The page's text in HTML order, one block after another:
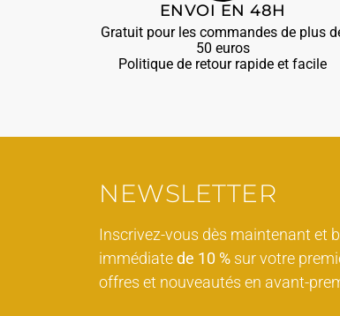
ENVOI EN 48H
Gratuit pour les commandes de plus
50 euros
Politique de retour rapide et facile
NEWSLETTER
Inscrivez-vous dès maintenant et
immédiatede 10 % sur votre
offres et nouveautés en avant-